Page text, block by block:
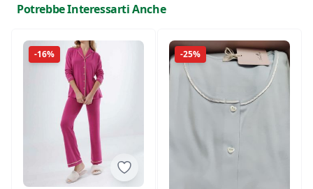
Potrebbe Interessarti Anche
-16% -25%